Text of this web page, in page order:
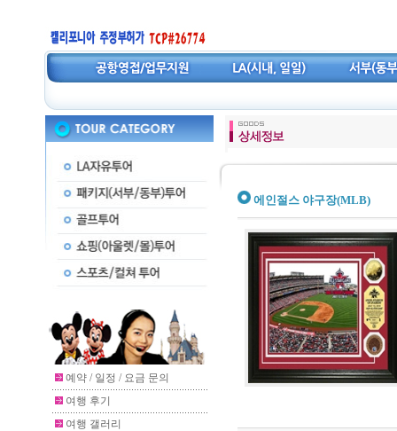
예약 / 일정 / 요금 문의
여행 후기
여행 갤러리
에인절스 야구장(MLB)